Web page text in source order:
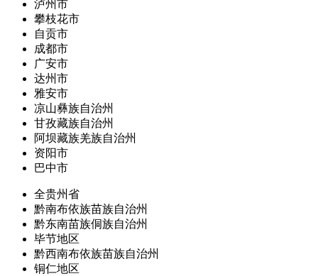
泸州市
攀枝花市
自贡市
成都市
广安市
达州市
雅安市
凉山彝族自治州
甘孜藏族自治州
阿坝藏族羌族自治州
资阳市
巴中市
全贵州省
黔南布依族苗族自治州
黔东南苗族侗族自治州
毕节地区
黔西南布依族苗族自治州
铜仁地区